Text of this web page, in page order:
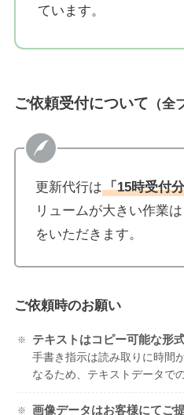
ています。
ご依頼受付について （全
更新代行は「15時受付
リュームが大きい作業
をいただきます。
ご依頼時のお願い
テキストはコピー可能な形
手書き指示は読み取りに時間
なるため、テキストデータで
画像データはお客様にてご